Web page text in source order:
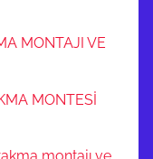
MONTAJI VE
MONTESİ